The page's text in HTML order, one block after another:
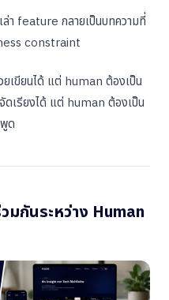
า feature กลายเป็นบทความที่
constraint
เขียนได้ แต่ human ต้องเป็น
ดเรียงได้ แต่ human ต้องเป็น
ด
มกันระหว่าง Human